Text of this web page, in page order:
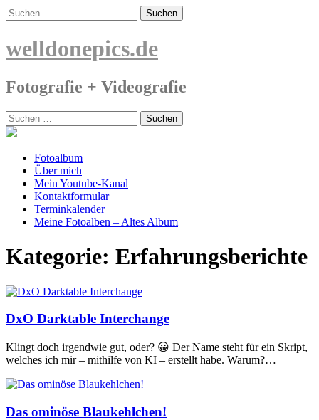
Skip
to
Suchen
nach:
welldonepics.de
Fotografie + Videografie
Suchen
nach:
Fotoalbum
Über mich
Mein Youtube-Kanal
Kontaktformular
Terminkalender
Meine Fotoalben – Altes Album
Kategorie: Erfahrungsberichte
DxO Darktable Interchange
Klingt doch irgendwie gut, oder? 😀 Der Name steht für ein Skript,
welches ich mir – mithilfe von KI – erstellt habe. Warum?…
Das ominöse Blaukehlchen!